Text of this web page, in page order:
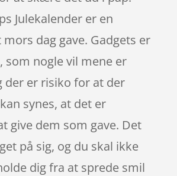
Julekalender er en
dag gave. Gadgets er
som nogle vil mene er
der er risiko for at der
synes, at det er
give dem som gave. Det
på sig, og du skal ikke
dig fra at sprede smil